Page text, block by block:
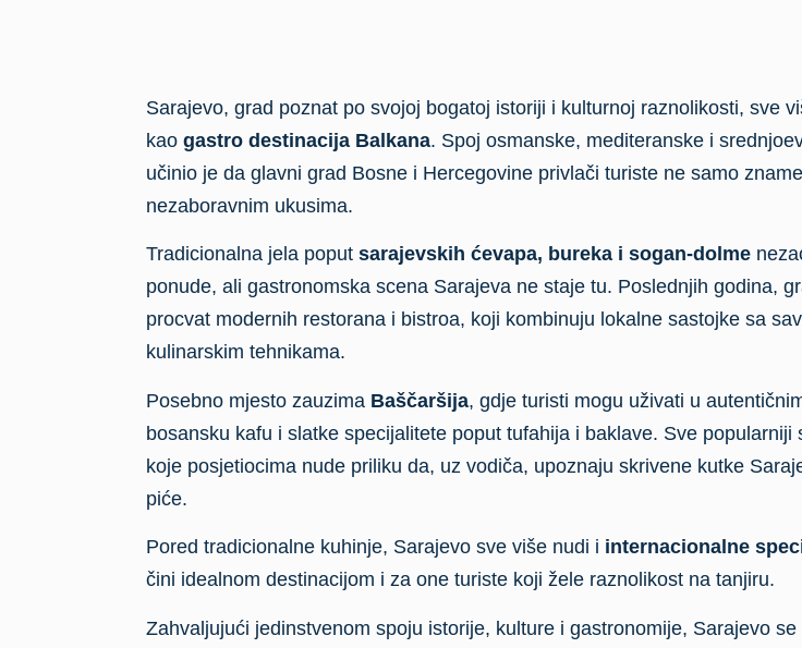
Sarajevo, grad poznat po svojoj bogatoj istoriji i kulturnoj raznolikosti, sve
kaogastro destinacija Balkana. Spoj osmanske, mediteranske i
učinio je da glavni grad Bosne i Hercegovine privlači turiste ne samo
nezaboravnim ukusima.
Tradicionalna jela poputsarajevskih ćevapa, bureka i sogan-dolme
ponude, ali gastronomska scena Sarajeva ne staje tu. Poslednjih godina,
procvat modernih restorana i bistroa, koji kombinuju lokalne sastojke sa
kulinarskim tehnikama.
Posebno mjesto zauzima Baščaršija, gdje turisti mogu uživati u
bosansku kafu i slatke specijalitete poput tufahija i baklave. Sve popularniji
koje posjetiocima nude priliku da, uz vodiča, upoznaju skrivene kutke
piće.
Pored tradicionalne kuhinje, Sarajevo sve više nudi i internacionalne
čini idealnom destinacijom i za one turiste koji žele raznolikost na tanjiru.
Zahvaljujući jedinstvenom spoju istorije, kulture i gastronomije, Sarajevo